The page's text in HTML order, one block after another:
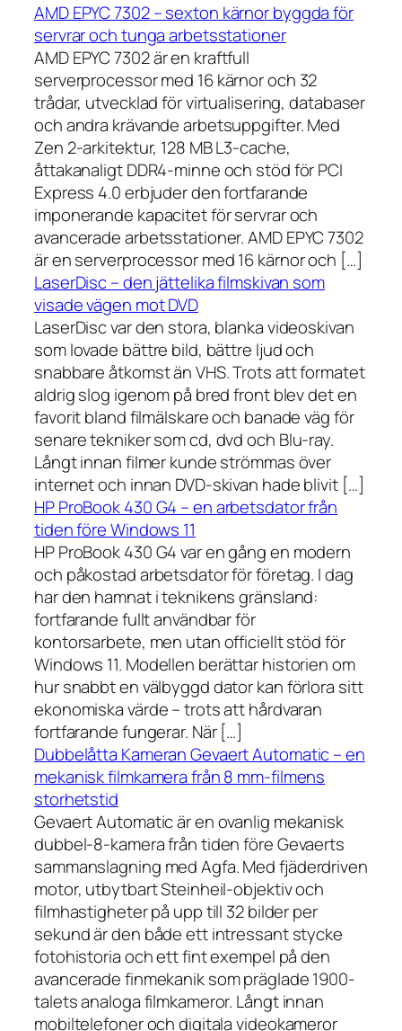
AMD EPYC 7302 – sexton kärnor byggda för
servrar och tunga arbetsstationer
AMD EPYC 7302 är en kraftfull
serverprocessor med 16 kärnor och 32
trådar, utvecklad för virtualisering, databaser
och andra krävande arbetsuppgifter. Med
Zen 2-arkitektur, 128 MB L3-cache,
åttakanaligt DDR4-minne och stöd för PCI
Express 4.0 erbjuder den fortfarande
imponerande kapacitet för servrar och
avancerade arbetsstationer. AMD EPYC 7302
är en serverprocessor med 16 kärnor och […]
LaserDisc – den jättelika filmskivan som
visade vägen mot DVD
LaserDisc var den stora, blanka videoskivan
som lovade bättre bild, bättre ljud och
snabbare åtkomst än VHS. Trots att formatet
aldrig slog igenom på bred front blev det en
favorit bland filmälskare och banade väg för
senare tekniker som cd, dvd och Blu-ray.
Långt innan filmer kunde strömmas över
internet och innan DVD-skivan hade blivit […]
HP ProBook 430 G4 – en arbetsdator från
tiden före Windows 11
HP ProBook 430 G4 var en gång en modern
och påkostad arbetsdator för företag. I dag
har den hamnat i teknikens gränsland:
fortfarande fullt användbar för
kontorsarbete, men utan officiellt stöd för
Windows 11. Modellen berättar historien om
hur snabbt en välbyggd dator kan förlora sitt
ekonomiska värde – trots att hårdvaran
fortfarande fungerar. När […]
Dubbelåtta Kameran Gevaert Automatic – en
mekanisk filmkamera från 8 mm-filmens
storhetstid
Gevaert Automatic är en ovanlig mekanisk
dubbel-8-kamera från tiden före Gevaerts
sammanslagning med Agfa. Med fjäderdriven
motor, utbytbart Steinheil-objektiv och
filmhastigheter på upp till 32 bilder per
sekund är den både ett intressant stycke
fotohistoria och ett fint exempel på den
avancerade finmekanik som präglade 1900-
talets analoga filmkameror. Långt innan
mobiltelefoner och digitala videokameror